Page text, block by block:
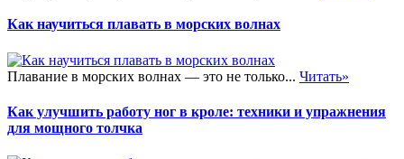
Как научиться плавать в морских волнах
Плавание в морских волнах — это не только... Читать»
Как улучшить работу ног в кроле: техники и упражнения
для мощного толчка